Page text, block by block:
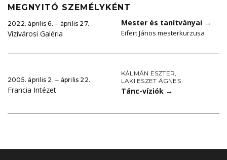
MEGNYITÓ SZEMÉLYKÉNT
2022. április 6. ‒ április 27.
Vízivárosi Galéria
Mester és tanítványai →
Eifert János mesterkurzusa
2005. április 2. ‒ április 22.
Francia Intézet
KÁLMÁN ESZTER,
LAKI ESZET ÁGNES
Tánc-víziók →